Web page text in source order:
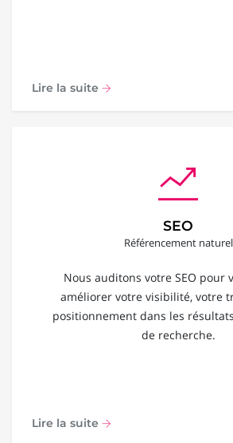
Lire la suite
SEO
Référencement naturel
Nous auditons votre SEO pour
améliorer votre visibilité, votre
positionnement dans les
de recherche.
Lire la suite